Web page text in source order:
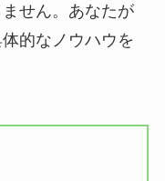
せん。あなたが
的なノウハウを